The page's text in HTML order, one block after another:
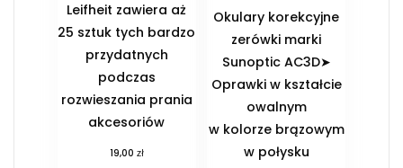
Leifheit zawiera aż
25 sztuk tych bardzo
przydatnych
podczas
rozwieszania prania
akcesoriów
19,00 zł
Okulary korekcyjne
zerówki marki
Sunoptic AC3D➤
Oprawki w kształcie
owalnym
w kolorze brązowym
w połysku